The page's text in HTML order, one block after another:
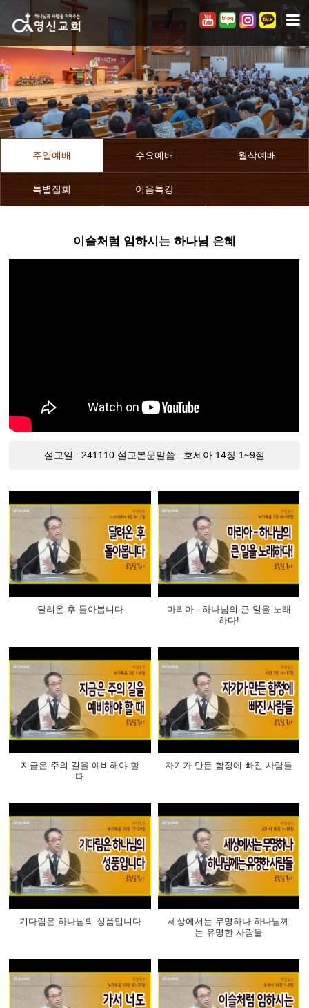
주일예배 수요예배 월삭예배
특별집회 이음특강
이슬처럼 임하시는 하나님 은혜
설교일 : 241110 설교본문말씀 : 호세아 14장 1~9절
달려온 후 돌아봅니다
마리아 - 하나님의 큰 일을 노래
하다!
지금은 주의 길을 예비해야 할
때
자기가 만든 함정에 빠진 사람들
기다림은 하나님의 성품입니다
세상에서는 무명하나 하나님께
는 유명한 사람들